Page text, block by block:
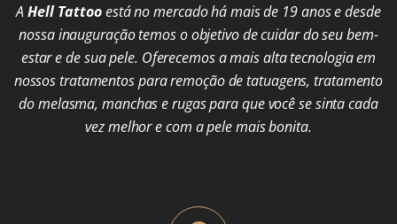
AHell Tattooestá no mercado há mais de 19 anos e desde
nossa inauguração temos o objetivo de cuidar do seu bem-
estar e de sua pele. Oferecemos a mais alta tecnologia em
nossos tratamentos para remoção de tatuagens, tratamento
do melasma, manchas e rugas para que você se sinta cada
vez melhor e com a pele mais bonita.